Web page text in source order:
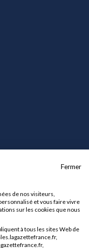
Fermer
de nos visiteurs,
et vous faire vivre
sur les cookies que nous
à tous les sites Web de